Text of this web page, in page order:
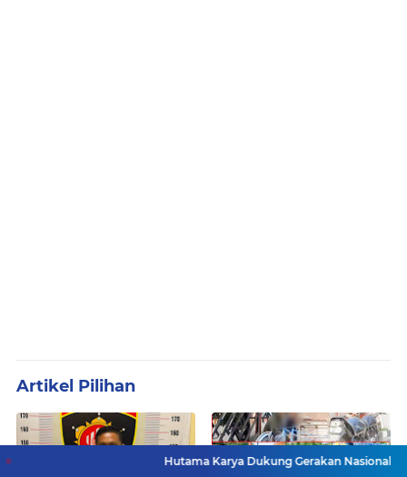
Artikel Pilihan
Hutama Karya Dukung Gerakan Nasional Zero ODOL